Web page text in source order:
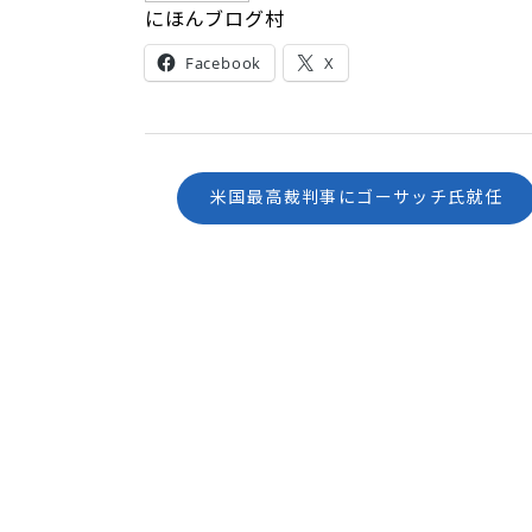
にほんブログ村
Facebook X
米国最高裁判事にゴーサッチ氏就任